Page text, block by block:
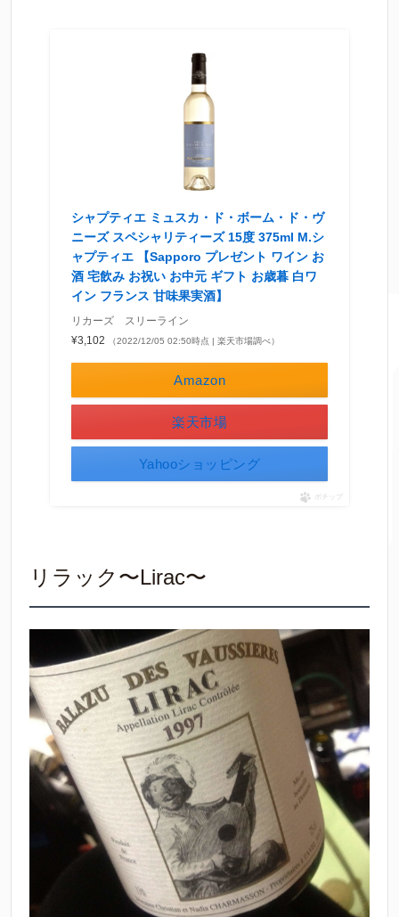
シャプティエ ミュスカ・ド・ボーム・ド・ヴ
ニーズ スペシャリティーズ 15度 375ml M.シ
ャプティエ 【Sapporo プレゼント ワイン お
酒 宅飲み お祝い お中元 ギフト お歳暮 白ワ
イン フランス 甘味果実酒】
リカーズ スリーライン
¥3,102
（2022/12/05 02:50時点 | 楽天市場調べ）
Amazon
楽天市場
Yahooショッピング
ポチップ
リラック〜Lirac〜